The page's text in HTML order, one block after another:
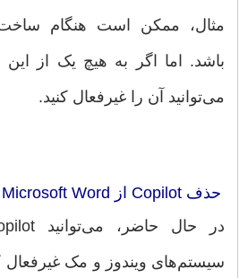
مثال، ممکن است هنگام ساخت
باشد. اما اگر به هیچ یک از این
می‌توانید آن را غیرفعال کنید.
حذف Copilot از Microsoft Word
سیستم‌های ویندوز و مک غیرفعال